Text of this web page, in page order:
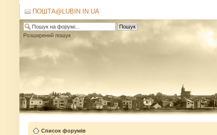
ПОШТА@LUBIN.IN.UA
Розширений пошук
Список форумів